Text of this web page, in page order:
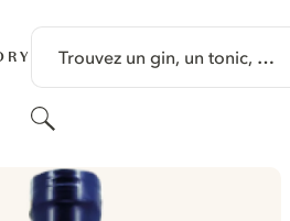
Trouvez un gin, un tonic, …
Rechercher